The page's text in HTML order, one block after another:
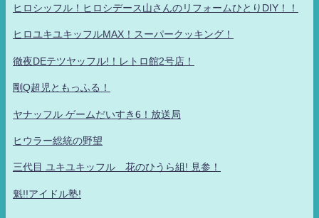
ヒロシッフル！ヒロシデース山さんのリフォームひとりDIY！！
ヒロユキユキッフルMAX！スーパークッキング！
徹夜DEテツヤッフル!！レトロ館2号店！
剛Q超児ともっふる！
ヤナッフル ゲームだいすき6！放送局
ヒウラー総統の野望
三代目 ユキユキッフル 花のひうら組! 見参！
魁!!アイドル塾!